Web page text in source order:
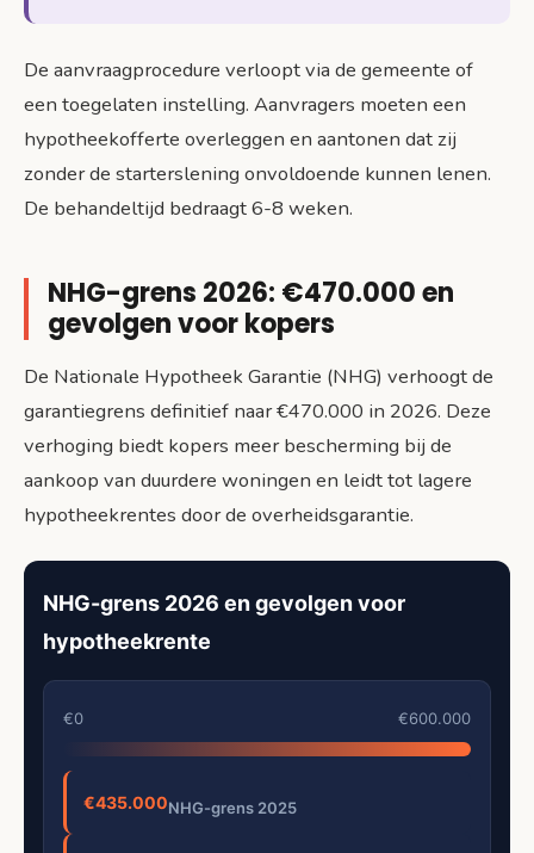
De aanvraagprocedure verloopt via de gemeente of
een toegelaten instelling. Aanvragers moeten een
hypotheekofferte overleggen en aantonen dat zij
zonder de starterslening onvoldoende kunnen lenen.
De behandeltijd bedraagt 6-8 weken.
NHG-grens 2026: €470.000 en
gevolgen voor kopers
De Nationale Hypotheek Garantie (NHG) verhoogt de
garantiegrens definitief naar €470.000 in 2026. Deze
verhoging biedt kopers meer bescherming bij de
aankoop van duurdere woningen en leidt tot lagere
hypotheekrentes door de overheidsgarantie.
NHG-grens 2026 en gevolgen voor
hypotheekrente
€0 €600.000
€435.000NHG-grens 2025